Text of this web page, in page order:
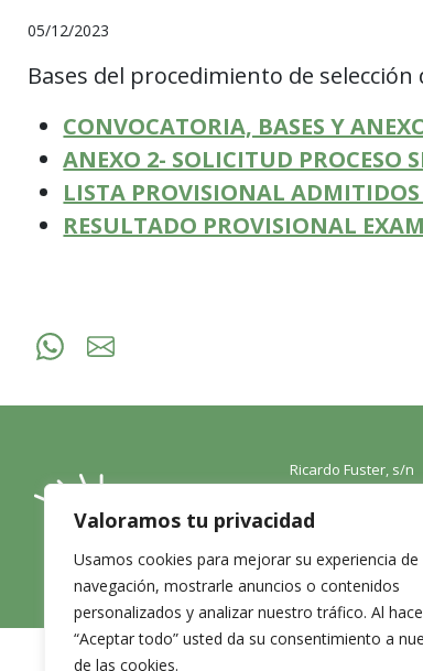
Valoramos tu privacidad
Usamos cookies para mejorar su experiencia de
navegación, mostrarle anuncios o contenidos
personalizados y analizar nuestro tráfico. Al
“Aceptar todo” usted da su consentimiento a
de las cookies.
05/12/2023
Bases del procedimiento de
CONVOCATORIA, BASES Y
ANEXO 2- SOLICITUD PROCESO
LISTA PROVISIONAL
RESULTADO PROVISIONAL
Ricardo Fuster, s/n
46960 Aldaia
Email:
Tel: 961985270